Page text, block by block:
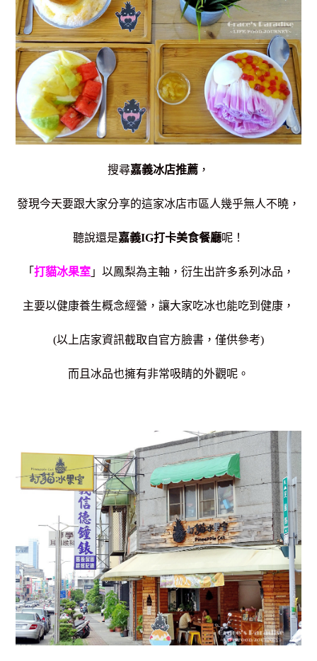
搜尋嘉義冰店推薦 ，
發現今天要跟大家分享的這家冰店市區人幾乎無人不曉，
聽說還是嘉義IG打卡美食餐廳呢！
「 打貓冰果室 」以鳳梨為主軸，衍生出許多系列冰品，
主要以健康養生概念經營， 讓大家吃冰也能吃到健康，
(以上店家資訊截取自官方臉書，僅供參考)
而且冰品也擁有非常吸睛的外觀呢。